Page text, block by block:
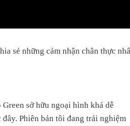
sẻ những cảm nhận chân thực
sở hữu ngoại hình khá dễ
Phiên bản tôi đang trải nghiệm